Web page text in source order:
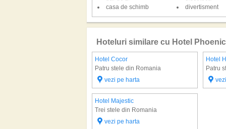
casa de schimb
divertisment
Hoteluri similare cu Hotel
Hotel Cocor
Patru stele din Romania
vezi pe harta
Hotel
Patru
Hotel Majestic
Trei stele din Romania
vezi pe harta